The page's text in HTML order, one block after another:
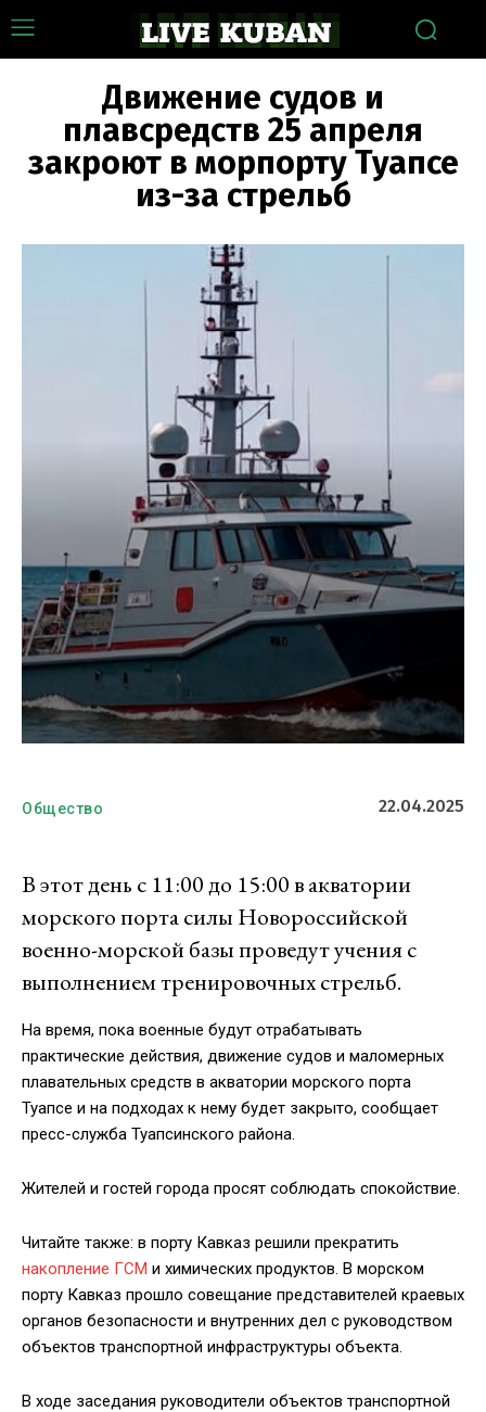
Движение судов и
плавсредств 25 апреля
закроют в морпорту Туапсе
из-за стрельб
Общество 22.04.2025
В этот день с 11:00 до 15:00 в акватории
морского порта силы Новороссийской
военно-морской базы проведут учения с
выполнением тренировочных стрельб.
На время, пока военные будут отрабатывать
практические действия, движение судов и маломерных
плавательных средств в акватории морского порта
Туапсе и на подходах к нему будет закрыто, сообщает
пресс-служба Туапсинского района.
Жителей и гостей города просят соблюдать спокойствие.
Читайте также: в порту Кавказ решили прекратить
накопление ГСМ и химических продуктов. В морском
порту Кавказ прошло совещание представителей краевых
органов безопасности и внутренних дел с руководством
объектов транспортной инфраструктуры объекта.
В ходе заседания руководители объектов транспортной